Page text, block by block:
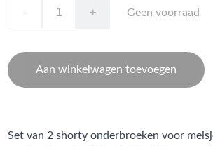
- + Geen voorraad
Aan winkelwagen toevoegen
Set van 2 shorty onderbroeken voor